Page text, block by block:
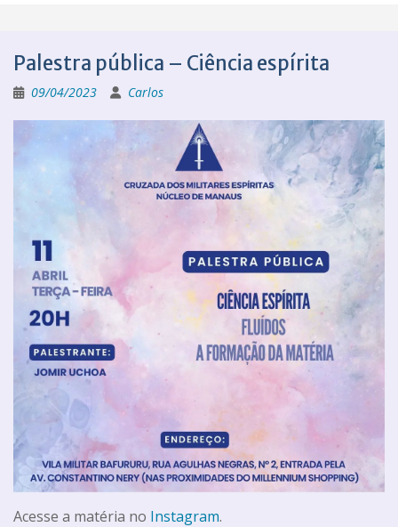
Palestra pública – Ciência espírita
09/04/2023 Carlos
Acesse a matéria no Instagram.